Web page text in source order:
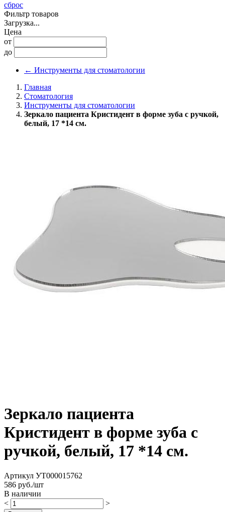
сброс
Фильтр товаров
Загрузка...
Цена
от
до
← Инструменты для стоматологии
Главная
Стоматология
Инструменты для стоматологии
Зеркало пациента Кристидент в форме зуба с ручкой,
белый, 17 *14 см.
Зеркало пациента
Кристидент в форме зуба с
ручкой, белый, 17 *14 см.
Артикул УТ000015762
586 руб./шт
В наличии
<
>